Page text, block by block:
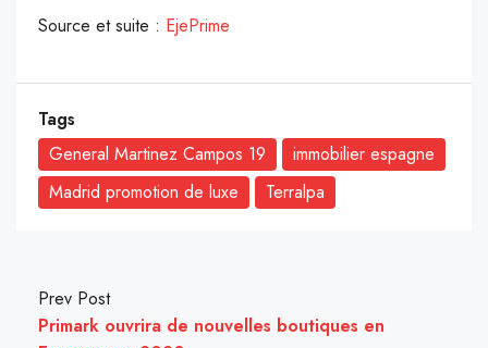
Source et suite : EjePrime
Tags
General Martinez Campos 19
immobilier espagne
Madrid promotion de luxe
Terralpa
Prev Post
Primark ouvrira de nouvelles boutiques en